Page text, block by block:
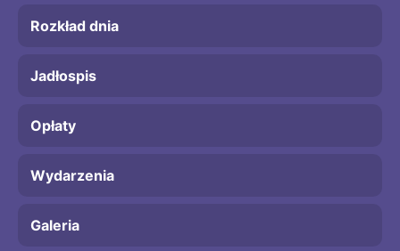
Rozkład dnia
Jadłospis
Opłaty
Wydarzenia
Galeria